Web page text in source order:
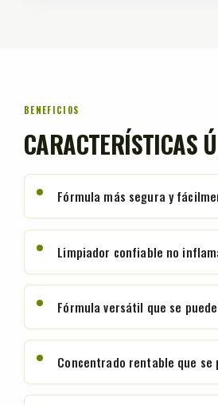
BENEFICIOS
CARACTERÍSTICAS
Fórmula más segura y
Limpiador confiable no
Fórmula versátil que se
Concentrado rentable que